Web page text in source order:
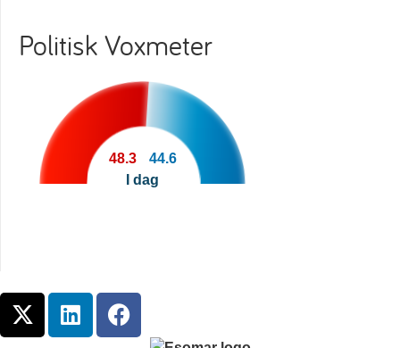
Politisk Voxmeter
48.3
44.6
I dag